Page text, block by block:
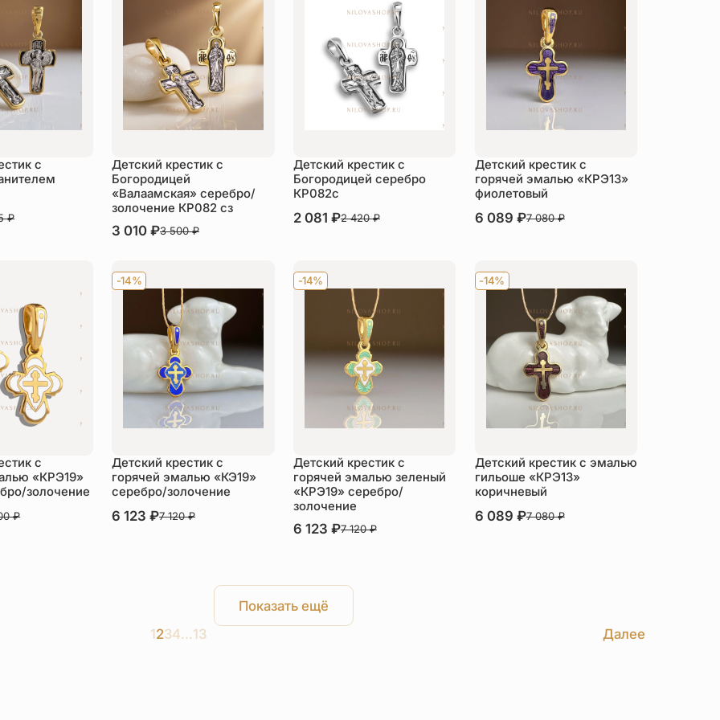
с
₽
Детский крестик с
Богородицей
«Валаамская» серебро/
золочение КР082 сз
В наличии
3 010₽3 500₽
Детский крестик с
Богородицей серебро
КР082с
В наличии
2 081 ₽2 420₽
Детский крестик с
горячей эмалью «КРЭ13»
фиолетовый
В наличии
6 089 ₽7 080₽
с
«КРЭ19»
золочение
₽
-14%
Детский крестик с
горячей эмалью «КЭ19»
серебро/золочение
В наличии
6 123₽7 120₽
-14%
Детский крестик с
горячей эмалью зеленый
«КРЭ19» серебро/
золочение
В наличии
6 123 ₽7 120₽
-14%
Детский крестик с эмалью
гильоше «КРЭ13»
коричневый
В наличии
6 089 ₽7 080₽
Показать ещё
1234…13 Далее